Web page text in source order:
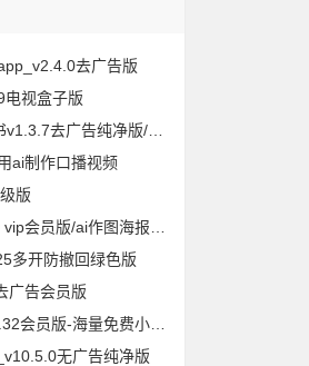
去广告版
电视盒子版
去广告纯净版/海量资源
ai制作口播视频
版
会员版/ai作图海报编辑
多开防撤回绿色版
广告会员版
量免费小说有声小说阅读听书
无广告纯净版